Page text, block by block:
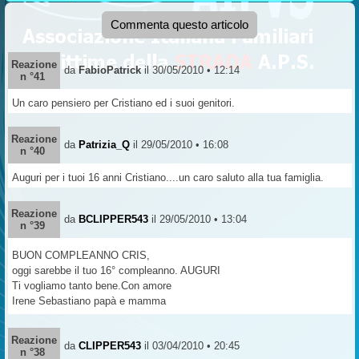
Commenta questo articolo
Reazione
n °41
daFabioPatrickil 30/05/2010 • 12:14
Un caro pensiero per Cristiano ed i suoi genitori.
Reazione
n °40
da Patrizia_Q il 29/05/2010 • 16:08
Auguri per i tuoi 16 anni Cristiano....un caro saluto alla tua famiglia.
Reazione
n °39
da BCLIPPER543 il 29/05/2010 • 13:04
BUON COMPLEANNO CRIS,
oggi sarebbe il tuo 16° compleanno. AUGURI
Ti vogliamo tanto bene.Con amore
Irene Sebastiano papà e mamma
Reazione
n °38
da CLIPPER543 il 03/04/2010 • 20:45